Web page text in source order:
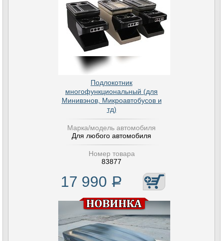
Подлокотник
многофункциональный (для
Минивэнов, Микроавтобусов и
тд)
Марка/модель автомобиля
Для любого автомобиля
Номер товара
83877
17 990 Р